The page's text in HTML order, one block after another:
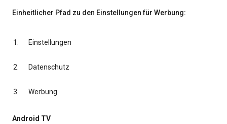
Einheitlicher Pfad zu den Einstellungen für Werbung:
Einstellungen
Datenschutz
Werbung
Android TV